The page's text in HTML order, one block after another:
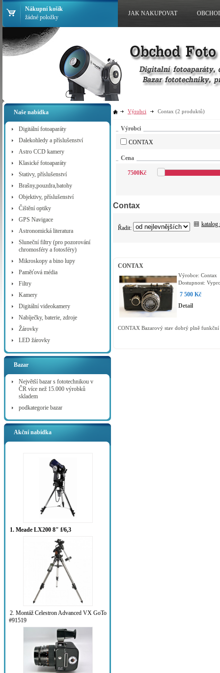
Naše nabídka
Digitální fotoaparáty
Dalekohledy a příslušenství
Astro CCD kamery
Klasické fotoaparáty
Stativy, příslušenství
Brašny,pouzdra,batohy
Objektivy, příslušenství
Čištění optiky
GPS Navigace
Astronomická literatura
Sluneční filtry (pro pozorování
chromosféry a fotosféry)
Mikroskopy a bino lupy
Paměťová média
Filtry
Kamery
Digitální videokamery
Nabíječky, baterie, zdroje
Žárovky
LED žárovky
Bazar
Největší bazar s fototechnikou v
ČR více než 15.000 výrobků
skladem
podkategorie bazar
Akční nabídka
1. Meade LX200 8" f/6,3
2. Montáž Celestron Advanced VX GoTo
#91519
Výrobci Contax (2 produktů)
Výrobci
CONTAX
Cena
7500Kč
Contax
Řadit:
katalog
CONTAX
Výrobce: Contax
Dostupnost:
7 500 Kč
Detail
CONTAX Bazarový stav dobrý plně funkční
Nákupní košík
žádné položky
JAK NAKUPOVAT